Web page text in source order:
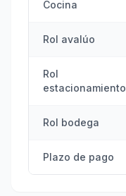
Cocina
Rol avalúo
Rol
estacionamiento
Rol bodega
Plazo de pago